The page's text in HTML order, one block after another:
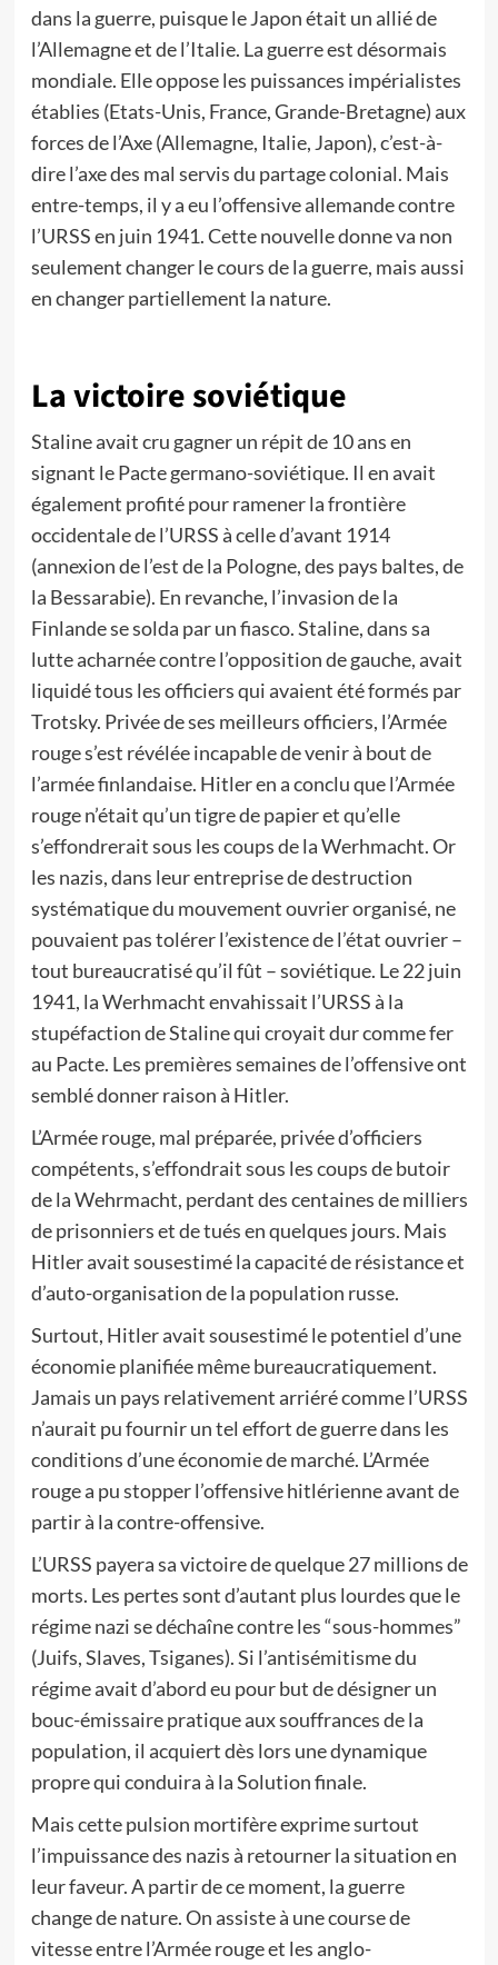
dans la guerre, puisque le Japon était un allié de
l’Allemagne et de l’Italie. La guerre est désormais
mondiale. Elle oppose les puissances impérialistes
établies (Etats-Unis, France, Grande-Bretagne) aux
forces de l’Axe (Allemagne, Italie, Japon), c’est-à-
dire l’axe des mal servis du partage colonial. Mais
entre-temps, il y a eu l’offensive allemande contre
l’URSS en juin 1941. Cette nouvelle donne va non
seulement changer le cours de la guerre, mais aussi
en changer partiellement la nature.
La victoire soviétique
Staline avait cru gagner un répit de 10 ans en
signant le Pacte germano-soviétique. Il en avait
également profité pour ramener la frontière
occidentale de l’URSS à celle d’avant 1914
(annexion de l’est de la Pologne, des pays baltes, de
la Bessarabie). En revanche, l’invasion de la
Finlande se solda par un fiasco. Staline, dans sa
lutte acharnée contre l’opposition de gauche, avait
liquidé tous les officiers qui avaient été formés par
Trotsky. Privée de ses meilleurs officiers, l’Armée
rouge s’est révélée incapable de venir à bout de
l’armée finlandaise. Hitler en a conclu que l’Armée
rouge n’était qu’un tigre de papier et qu’elle
s’effondrerait sous les coups de la Werhmacht. Or
les nazis, dans leur entreprise de destruction
systématique du mouvement ouvrier organisé, ne
pouvaient pas tolérer l’existence de l’état ouvrier –
tout bureaucratisé qu’il fût – soviétique. Le 22 juin
1941, la Werhmacht envahissait l’URSS à la
stupéfaction de Staline qui croyait dur comme fer
au Pacte. Les premières semaines de l’offensive ont
semblé donner raison à Hitler.
L’Armée rouge, mal préparée, privée d’officiers
compétents, s’effondrait sous les coups de butoir
de la Wehrmacht, perdant des centaines de milliers
de prisonniers et de tués en quelques jours. Mais
Hitler avait sousestimé la capacité de résistance et
d’auto-organisation de la population russe.
Surtout, Hitler avait sousestimé le potentiel d’une
économie planifiée même bureaucratiquement.
Jamais un pays relativement arriéré comme l’URSS
n’aurait pu fournir un tel effort de guerre dans les
conditions d’une économie de marché. L’Armée
rouge a pu stopper l’offensive hitlérienne avant de
partir à la contre-offensive.
L’URSS payera sa victoire de quelque 27 millions de
morts. Les pertes sont d’autant plus lourdes que le
régime nazi se déchaîne contre les “sous-hommes”
(Juifs, Slaves, Tsiganes). Si l’antisémitisme du
régime avait d’abord eu pour but de désigner un
bouc-émissaire pratique aux souffrances de la
population, il acquiert dès lors une dynamique
propre qui conduira à la Solution finale.
Mais cette pulsion mortifère exprime surtout
l’impuissance des nazis à retourner la situation en
leur faveur. A partir de ce moment, la guerre
change de nature. On assiste à une course de
vitesse entre l’Armée rouge et les anglo-